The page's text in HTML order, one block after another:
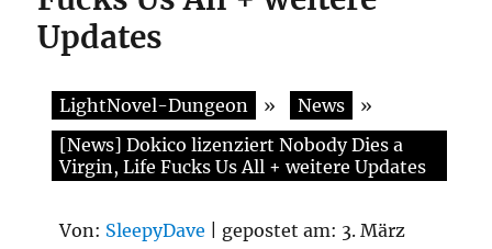
Updates
LightNovel-Dungeon » News
»
[News] Dokico lizenziert Nobody Dies a
Virgin, Life Fucks Us All + weitere Updates
Von: SleepyDave | gepostet am: 3. März